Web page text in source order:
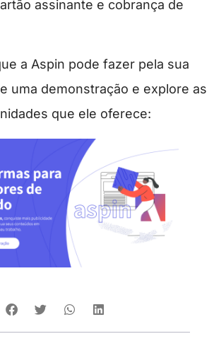
assinante e cobrança de
a Aspin pode fazer pela sua
uma demonstração e explore as
que ele oferece: